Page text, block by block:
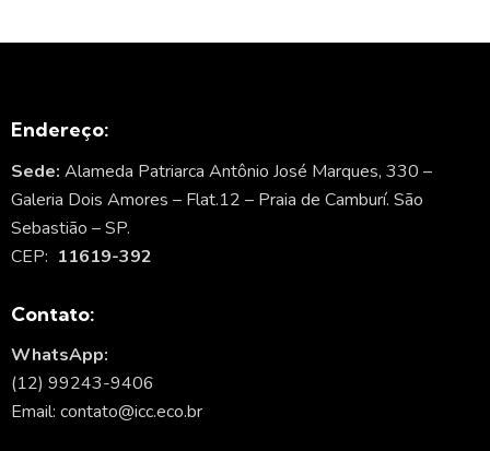
Endereço:
Sede: Alameda Patriarca Antônio José Marques, 330 –
Galeria Dois Amores – Flat.12 – Praia de Camburí. São
Sebastião – SP.
CEP: 11619-392
Contato:
WhatsApp:
(12) 99243-9406
Email: contato@icc.eco.br